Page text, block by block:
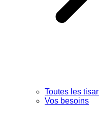
Toutes les
Vos besoins